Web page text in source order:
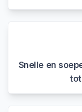
Snelle en